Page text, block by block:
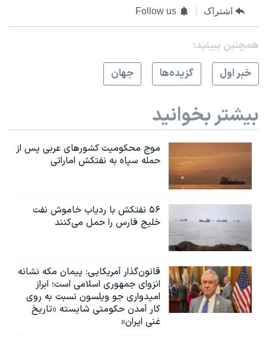
اشتراک Follow us
همچنبن ببینید:
خبر اول
گزيده‌ها جهان
بیشتر بخوانید
موج محکومیت کشورهای عربی پس از
حمله سپاه به نفتکش اماراتی
۵۶ نفتکش با ردیاب خاموش نفت
خلیج فارس را حمل می‌کنند
قانون‌گذار آمریکایی: پیمان مکه نشانه
انزوای جمهوری اسلامی است؛ ابراز
امیدواری جو ویلسون نسبت به روی
کار آمدن حکومتی شایسته «تاریخ
غنی ایران»